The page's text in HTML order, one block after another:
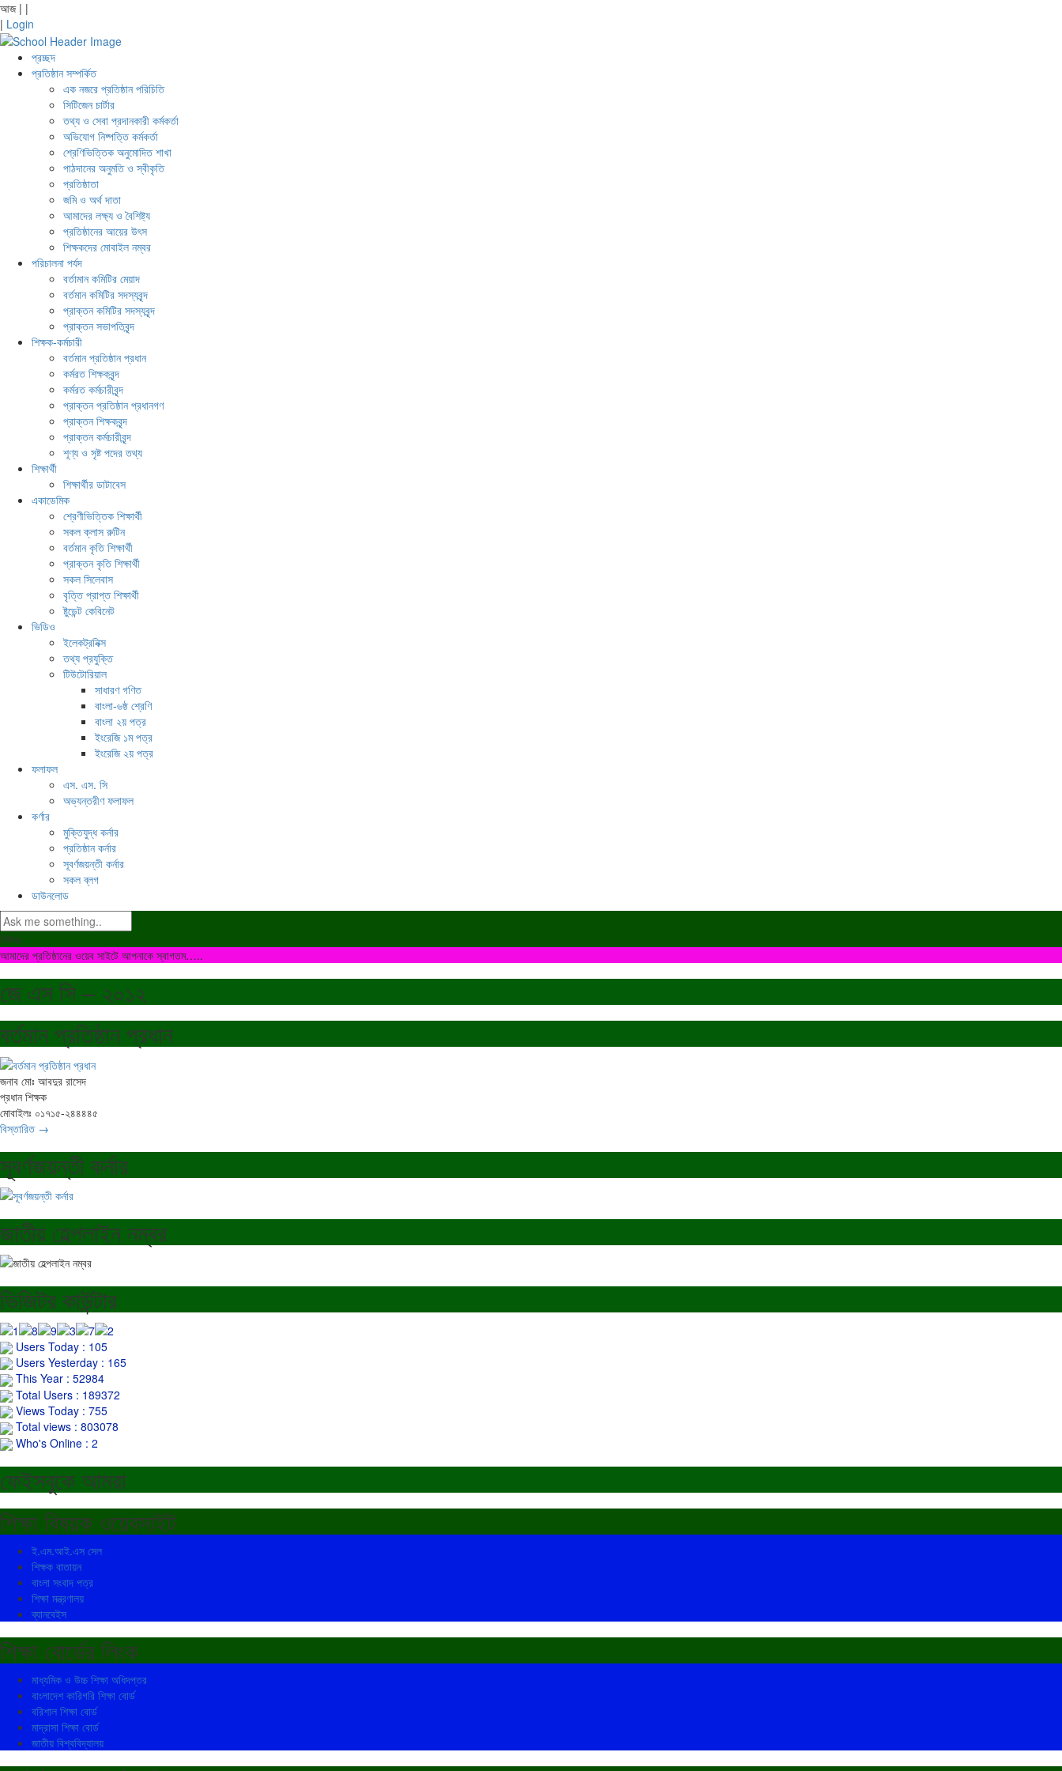
আজ | |
| Login
প্রচ্ছদ
প্রতিষ্ঠান সম্পর্কিত
এক নজরে প্রতিষ্ঠান পরিচিতি
সিটিজেন চার্টার
তথ্য ও সেবা প্রদানকারী কর্মকর্তা
অভিযোগ নিষ্পত্তি কর্মকর্তা
শ্রেণিভিত্তিক অনুমোদিত শাখা
পাঠদানের অনুমতি ও স্বীকৃতি
প্রতিষ্ঠাতা
জমি ও অর্থ দাতা
আমাদের লক্ষ্য ও বৈশিষ্ট্য
প্রতিষ্ঠানের আয়ের উৎস
শিক্ষকদের মোবাইল নম্বর
পরিচালনা পর্যদ
বর্তামান কমিটির মেয়াদ
বর্তমান কমিটির সদস্যবৃন্দ
প্রাক্তন কমিটির সদস্যবৃন্দ
প্রাক্তন সভাপতিবৃন্দ
শিক্ষক-কর্মচারী
বর্তমান প্রতিষ্ঠান প্রধান
কর্মরত শিক্ষকবৃন্দ
কর্মরত কর্মচারীবৃন্দ
প্রাক্তন প্রতিষ্ঠান প্রধানগণ
প্রাক্তন শিক্ষকবৃন্দ
প্রাক্তন কর্মচারীবৃন্দ
শূণ্য ও সৃষ্ট পদের তথ্য
শিক্ষার্থী
শিক্ষার্থীর ডাটাবেস
একাডেমিক
শ্রেণীভিত্তিক শিক্ষার্থী
সকল ক্লাস রুটিন
বর্তমান কৃতি শিক্ষার্থী
প্রাক্তন কৃতি শিক্ষার্থী
সকল সিলেবাস
বৃত্তি প্রাপ্ত শিক্ষার্থী
ষ্টুডেন্ট কেবিনেট
ভিডিও
ইলেকট্রনিক্স
তথ্য প্রযুক্তি
টিউটোরিয়াল
সাধারণ গণিত
বাংলা-৬ষ্ঠ শ্রেণি
বাংলা ২য় পত্র
ইংরেজি ১ম পত্র
ইংরেজি ২য় পত্র
ফলাফল
এস. এস. সি
অভ্যন্তরীণ ফলাফল
কর্ণার
মুক্তিযুদ্ধ কর্নার
প্রতিষ্ঠান কর্নার
সূবর্ণজয়ন্তী কর্নার
সকল ব্লগ
ডাউনলোড
নিউজ:
আমাদের প্রতিষ্ঠানের ওয়েব সাইটে আপনাকে স্বাগতম…..
জে এস সি – ২০১২
বর্তমান প্রতিষ্ঠান প্রধান
জনাব মোঃ আবদুর রাসেদ
প্রধান শিক্ষক
মোবাইলঃ ০১৭১৫-২৪৪৪৪৫
বিস্তারিত →
সূবর্ণজয়ন্তী কর্নার
জাতীয় হেল্পলাইন নম্বর
ভিজিটর কাউন্টার
Users Today : 105
Users Yesterday : 165
This Year : 52984
Total Users : 189372
Views Today : 755
Total views : 803078
Who's Online : 2
ফেইসবুকে আমরা
শিক্ষা বিষয়ক ওয়েবসাইট
ই.এম.আই.এস সেল
শিক্ষক বাতায়ন
বাংলা সংবাদ পত্র
শিক্ষা মন্ত্রণালয়
ব্যানবেইস
শিক্ষা বোর্ডের লিংক
মাধ্যমিক ও উচ্চ শিক্ষা অধিদপ্তর
বাংলাদেশ কারিগরি শিক্ষা বোর্ড
বরিশাল শিক্ষা বোর্ড
মাদ্রাসা শিক্ষা বোর্ড
জাতীয় বিশ্ববিদ্যালয়